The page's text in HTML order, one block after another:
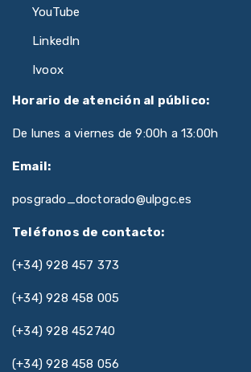
YouTube
LinkedIn
Ivoox
Horario de atención al público:
De lunes a viernes de 9:00h a 13:00h
Email:
posgrado_doctorado@ulpgc.es
Teléfonos de contacto:
(+34) 928 457 373
(+34) 928 458 005
(+34) 928 452740
(+34) 928 458 056